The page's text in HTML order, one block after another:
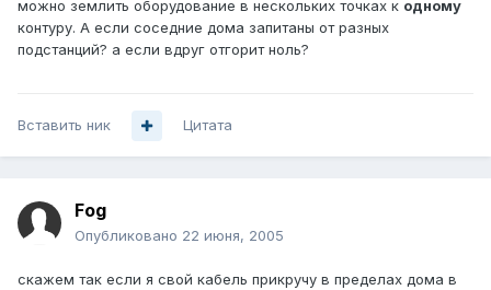
можно землить оборудование в нескольких точках к одному
контуру. А если соседние дома запитаны от разных
подстанций? а если вдруг отгорит ноль?
Вставить ник Цитата
Fog
Опубликовано 22 июня, 2005
скажем так если я свой кабель прикручу в пределах дома в